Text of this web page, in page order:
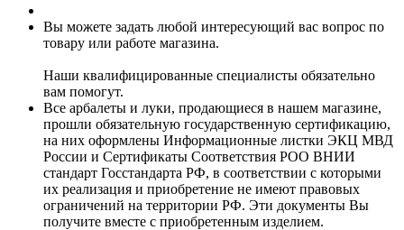
Вы можете задать любой интересующий вас вопрос по
товару или работе магазина.
Наши квалифицированные специалисты обязательно
вам помогут.
Все арбалеты и луки, продающиеся в нашем магазине,
прошли обязательную государственную сертификацию,
на них оформлены Информационные листки ЭКЦ МВД
России и Сертификаты Соответствия РОО ВНИИ
стандарт Госстандарта РФ, в соответствии с которыми
их реализация и приобретение не имеют правовых
ограничений на территории РФ. Эти документы Вы
получите вместе с приобретенным изделием.